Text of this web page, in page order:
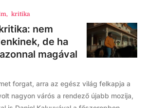
, kritika
nem
de ha
magával
forgat, arra az egész világ felkapja a
nagyon várós a rendező újabb mozija,